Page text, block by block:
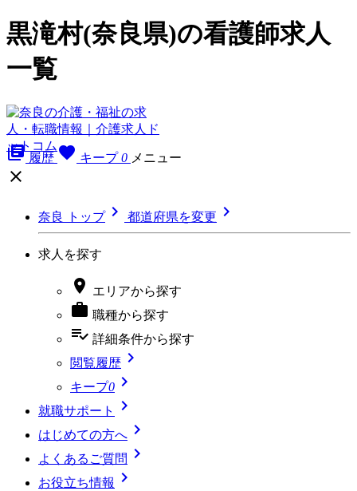
黒滝村(奈良県)の看護師求人
一覧
library_books 履歴 favorite キープ 0 メニュー

奈良 トップ 都道府県を変更 
求人を探す
 エリアから探す
 職種から探す
playlist_add_check 詳細条件から探す
閲覧履歴 
キープ0 
就職サポート 
はじめての方へ 
よくあるご質問 
お役立ち情報 